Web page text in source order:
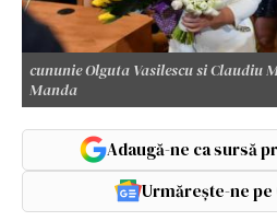
cununie Olguta Vasilescu si Claudiu
Manda
Adaugă-ne ca sursă
Urmărește-ne pe